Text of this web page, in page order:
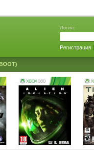
Логин:
Регистрация|